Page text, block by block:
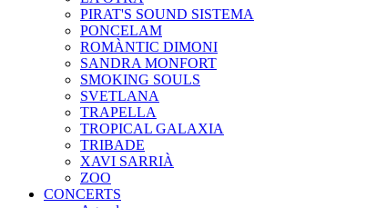
PIRAT'S SOUND SISTEMA
PONCELAM
ROMÀNTIC DIMONI
SANDRA MONFORT
SMOKING SOULS
SVETLANA
TRAPELLA
TROPICAL GALAXIA
TRIBADE
XAVI SARRIÀ
ZOO
CONCERTS